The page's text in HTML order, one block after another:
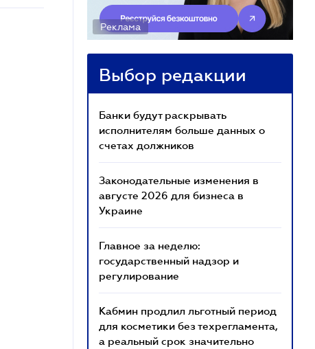
Реклама
Выбор редакции
Банки будут раскрывать
исполнителям больше данных о
счетах должников
Законодательные изменения в
августе 2026 для бизнеса в
Украине
Главное за неделю:
государственный надзор и
регулирование
Кабмин продлил льготный период
для косметики без техрегламента,
а реальный срок значительно